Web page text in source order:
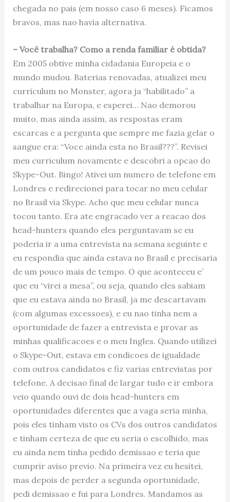
chegada no pais (em nosso caso 6 meses). Ficamos
bravos, mas nao havia alternativa.
– Você trabalha? Como a renda familiar é obtida?
Em 2005 obtive minha cidadania Europeia e o
mundo mudou. Baterias renovadas, atualizei meu
curriculum no Monster, agora ja “habilitado” a
trabalhar na Europa, e esperei… Nao demorou
muito, mas ainda assim, as respostas eram
escarcas e a pergunta que sempre me fazia gelar o
sangue era: “Voce ainda esta no Brasil???”. Revisei
meu curriculum novamente e descobri a opcao do
Skype-Out. Bingo! Ativei um numero de telefone em
Londres e redirecionei para tocar no meu celular
no Brasil via Skype. Acho que meu celular nunca
tocou tanto. Era ate engracado ver a reacao dos
head-hunters quando eles perguntavam se eu
poderia ir a uma entrevista na semana seguinte e
eu respondia que ainda estava no Brasil e precisaria
de um pouco mais de tempo. O que aconteceu e’
que eu “virei a mesa”, ou seja, quando eles sabiam
que eu estava ainda no Brasil, ja me descartavam
(com algumas excessoes), e eu nao tinha nem a
oportunidade de fazer a entrevista e provar as
minhas qualificacoes e o meu Ingles. Quando utilizei
o Skype-Out, estava em condicoes de igualdade
com outros candidatos e fiz varias entrevistas por
telefone. A decisao final de largar tudo e ir embora
veio quando ouvi de dois head-hunters em
oportunidades diferentes que a vaga seria minha,
pois eles tinham visto os CVs dos outros candidatos
e tinham certeza de que eu seria o escolhido, mas
eu ainda nem tinha pedido demissao e teria que
cumprir aviso previo. Na primeira vez eu hesitei,
mas depois de perder a segunda oportunidade,
pedi demissao e fui para Londres. Mandamos as